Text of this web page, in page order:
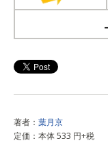
著者： 葉月京
定価：本体 533 円+税